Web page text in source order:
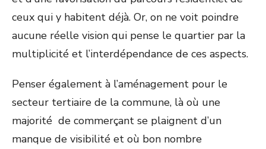
ceux qui y habitent déjà. Or, on ne voit poindre
aucune réelle vision qui pense le quartier par la
multiplicité et l’interdépendance de ces aspects.
Penser également à l’aménagement pour le
secteur tertiaire de la commune, là où une
majorité de commerçant se plaignent d’un
manque de visibilité et où bon nombre